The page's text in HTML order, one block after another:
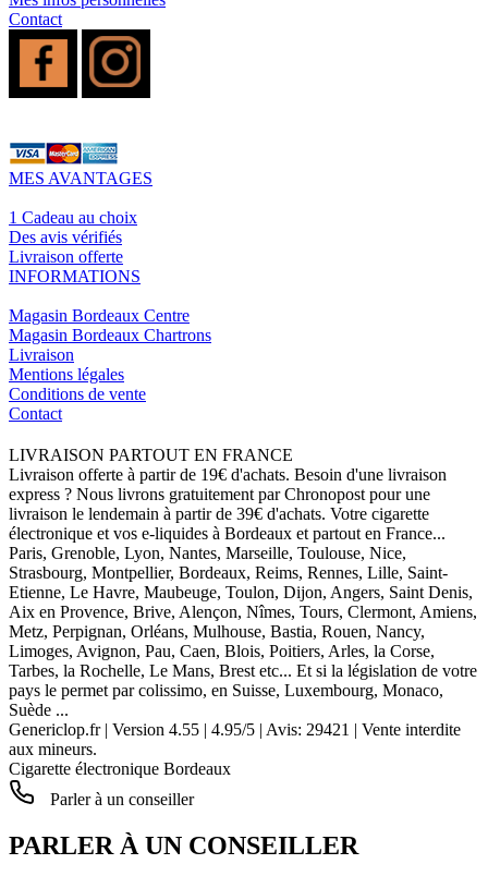
Contact
MES AVANTAGES
1 Cadeau au choix
Des avis vérifiés
Livraison offerte
INFORMATIONS
Magasin Bordeaux Centre
Magasin Bordeaux Chartrons
Livraison
Mentions légales
Conditions de vente
Contact
LIVRAISON PARTOUT EN FRANCE
Livraison offerte à partir de 19€ d'achats. Besoin d'une livraison
express ? Nous livrons gratuitement par Chronopost pour une
livraison le lendemain à partir de 39€ d'achats. Votre cigarette
électronique et vos e-liquides à Bordeaux et partout en France...
Paris, Grenoble, Lyon, Nantes, Marseille, Toulouse, Nice,
Strasbourg, Montpellier, Bordeaux, Reims, Rennes, Lille, Saint-
Etienne, Le Havre, Maubeuge, Toulon, Dijon, Angers, Saint Denis,
Aix en Provence, Brive, Alençon, Nîmes, Tours, Clermont, Amiens,
Metz, Perpignan, Orléans, Mulhouse, Bastia, Rouen, Nancy,
Limoges, Avignon, Pau, Caen, Blois, Poitiers, Arles, la Corse,
Tarbes, la Rochelle, Le Mans, Brest etc... Et si la législation de votre
pays le permet par colissimo, en Suisse, Luxembourg, Monaco,
Suède ...
Genericlop.fr| Version 4.55 | 4.95/5 | Avis: 29421 | Vente interdite
aux mineurs.
Cigarette électronique Bordeaux
Parler à un conseiller
PARLER À UN CONSEILLER